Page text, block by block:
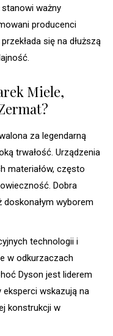
ważny
producenci
się na dłuższą
Miele,
za legendarną
trwałość. Urządzenia
materiałów, często
Dobra
wyborem
technologii i
w odkurzaczach
Dyson jest liderem
wskazują na
konstrukcji w